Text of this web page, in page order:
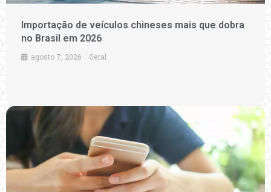
Importação de veículos chineses mais que dobra
no Brasil em 2026
agosto 7, 2026 Geral